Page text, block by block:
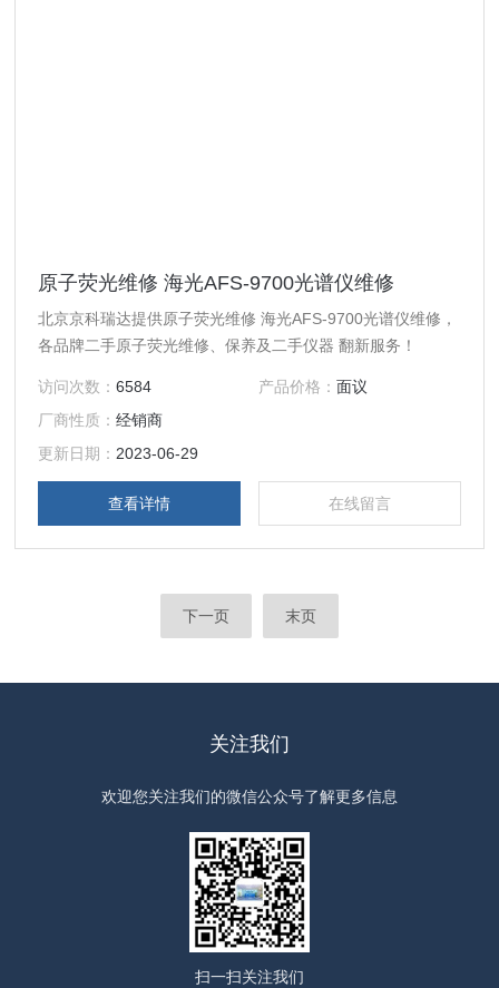
原子荧光维修 海光AFS-9700光谱仪维修
北京京科瑞达提供原子荧光维修 海光AFS-9700光谱仪维修，
各品牌二手原子荧光维修、保养及二手仪器 翻新服务！
访问次数：6584 产品价格： 面议
厂商性质：经销商
更新日期： 2023-06-29
查看详情 在线留言
下一页 末页
关注我们
欢迎您关注我们的微信公众号了解更多信息
扫一扫关注我们